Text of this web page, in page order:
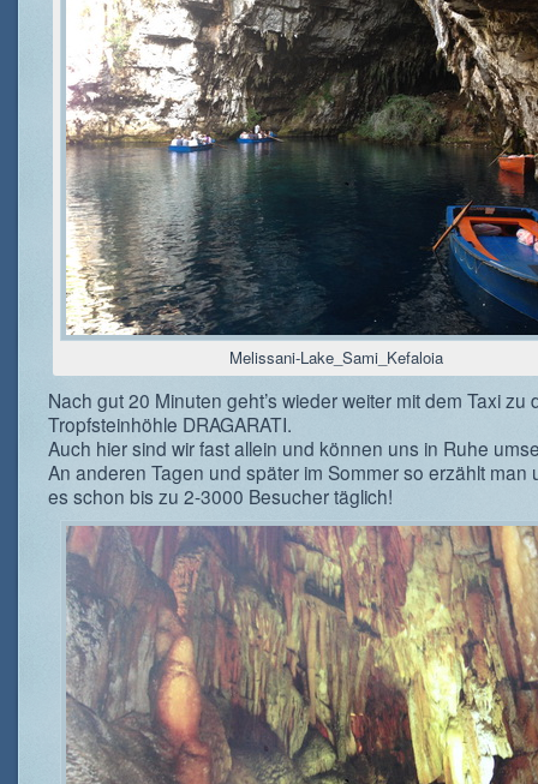
Melissani-Lake_Sami_Kefaloia
Nach gut 20 Minuten geht’s wieder weiter mit dem Taxi zu
Tropfsteinhöhle DRAGARATI.
Auch hier sind wir fast allein und können uns in Ruhe
An anderen Tagen und später im Sommer so erzählt man
es schon bis zu 2-3000 Besucher täglich!